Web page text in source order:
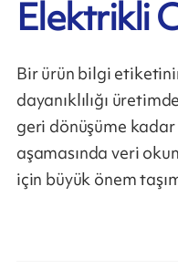
Elektrikli
Bir ürün bilgi
dayanıklılığı
geri dönüşüme
aşamasında veri
için büyük önem